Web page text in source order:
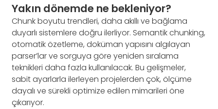
Yakın dönemde ne bekleniyor?
Chunk boyutu trendleri, daha akıllı ve bağlama
duyarlı sistemlere doğru ilerliyor. Semantik chunking,
otomatik özetleme, doküman yapısını algılayan
parser’lar ve sorguya göre yeniden sıralama
teknikleri daha fazla kullanılacak. Bu gelişmeler,
sabit ayarlarla ilerleyen projelerden çok, ölçüme
dayalı ve sürekli optimize edilen mimarileri öne
çıkarıyor.